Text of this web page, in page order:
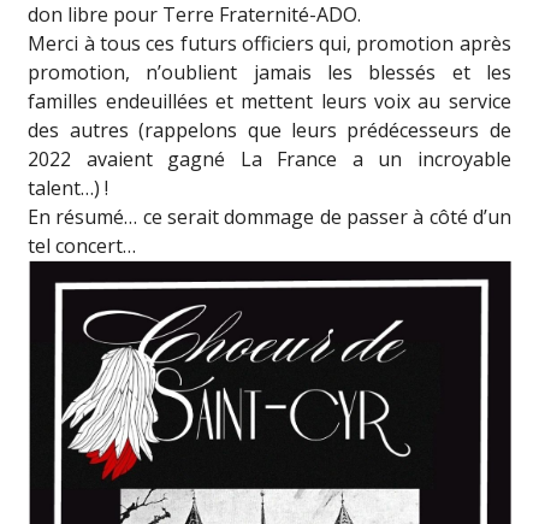
don libre pour Terre Fraternité-ADO.
Merci à tous ces futurs officiers qui, promotion après
promotion, n’oublient jamais les blessés et les
familles endeuillées et mettent leurs voix au service
des autres (rappelons que leurs prédécesseurs de
2022 avaient gagné La France a un incroyable
talent…) !
En résumé… ce serait dommage de passer à côté d’un
tel concert…